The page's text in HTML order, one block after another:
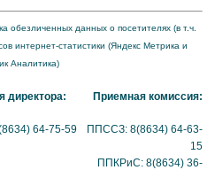
обезличенных данных о посетителях (в т.ч.
интернет-статистики (Яндекс Метрика и
Аналитика)
директора:
64-75-59
Приемная комиссия:
ППССЗ: 8(8634) 64-63-
15
ППКРиС: 8(8634) 36-